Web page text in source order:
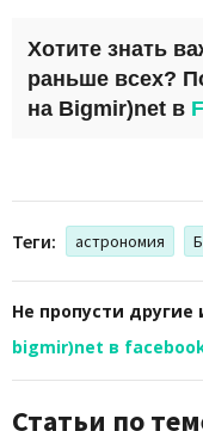
Хотите знать
раньше всех?
на Bigmir)net в
Теги: астрономия
Не пропусти
bigmir)net в
Статьи по